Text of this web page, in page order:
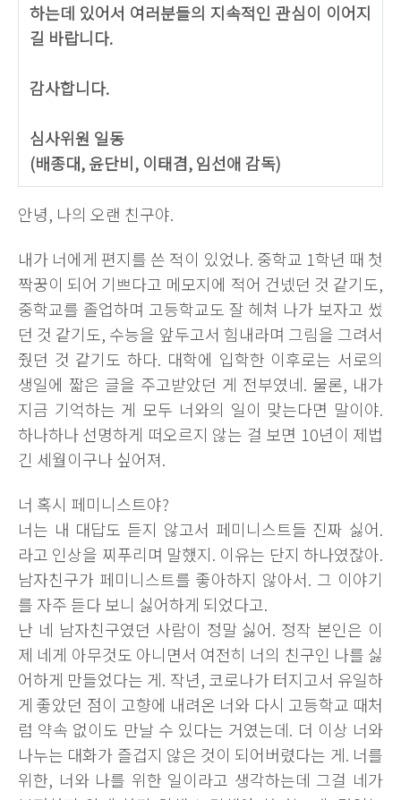
하는데 있어서 여러분들의 지속적인 관심이 이어지
길 바랍니다.
감사합니다.
심사위원 일동
(배종대, 윤단비, 이태겸, 임선애 감독)
안녕, 나의 오랜 친구야.
내가 너에게 편지를 쓴 적이 있었나. 중학교 1학년 때 첫
짝꿍이 되어 기쁘다고 메모지에 적어 건넸던 것 같기도,
중학교를 졸업하며 고등학교도 잘 헤쳐 나가 보자고 썼
던 것 같기도, 수능을 앞두고서 힘내라며 그림을 그려서
줬던 것 같기도 하다. 대학에 입학한 이후로는 서로의
생일에 짧은 글을 주고받았던 게 전부였네. 물론, 내가
지금 기억하는 게 모두 너와의 일이 맞는다면 말이야.
하나하나 선명하게 떠오르지 않는 걸 보면 10년이 제법
긴 세월이구나 싶어져.
너 혹시 페미니스트야?
너는 내 대답도 듣지 않고서 페미니스트들 진짜 싫어.
라고 인상을 찌푸리며 말했지. 이유는 단지 하나였잖아.
남자친구가 페미니스트를 좋아하지 않아서. 그 이야기
를 자주 듣다 보니 싫어하게 되었다고.
난 네 남자친구였던 사람이 정말 싫어. 정작 본인은 이
제 네게 아무것도 아니면서 여전히 너의 친구인 나를 싫
어하게 만들었다는 게. 작년, 코로나가 터지고서 유일하
게 좋았던 점이 고향에 내려온 너와 다시 고등학교 때처
럼 약속 없이도 만날 수 있다는 거였는데. 더 이상 너와
나누는 대화가 즐겁지 않은 것이 되어버렸다는 게. 너를
위한, 너와 나를 위한 일이라고 생각하는데 그걸 네가